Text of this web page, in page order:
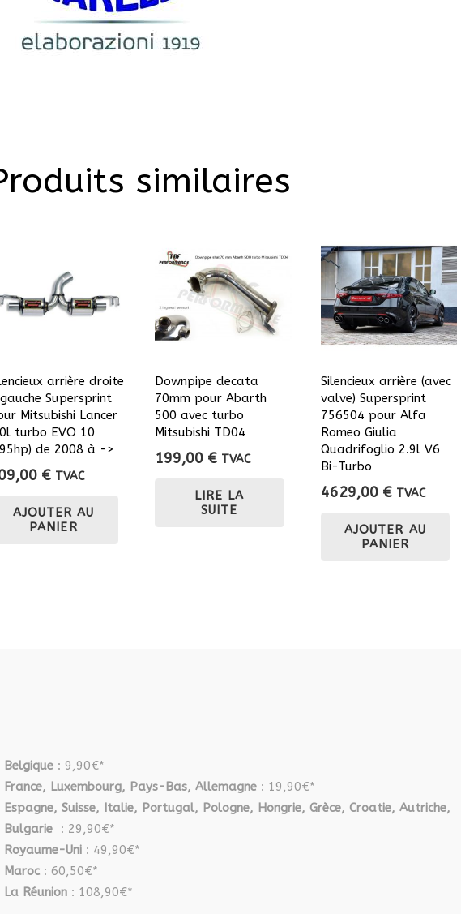
similaires
arrière droite
Supersprint
Mitsubishi Lancer
turbo EVO 10
de 2008 à ->
€ TVAC
AJOUTER AU
PANIER
Downpipe decata
70mm pour Abarth
500 avec turbo
Mitsubishi TD04
199,00 € TVAC
LIRE LA
SUITE
Silencieux arrière (avec
valve) Supersprint
756504 pour Alfa
Romeo Giulia
Quadrifoglio 2.9l V6
Bi-Turbo
4629,00 € TVAC
AJOUTER AU
PANIER
Belgique : 9,90€*
France, Luxembourg, Pays-Bas, Allemagne : 19,90€*
Espagne, Suisse, Italie, Portugal, Pologne, Hongrie, Grèce, Croatie, Autriche,
Bulgarie
: 29,90€*
Royaume-Uni : 49,90€*
Maroc : 60,50€*
La Réunion : 108,90€*